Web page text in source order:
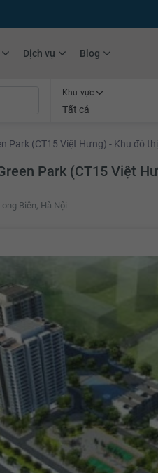
Dịch vụ Blog
Khu vực
Tất cả
Park (CT15 Việt Hưng) - Khu đô
Park (CT15 Việt
Biên, Hà Nội